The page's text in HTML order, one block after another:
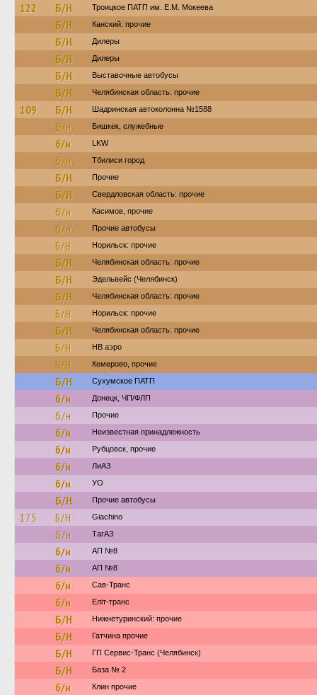
122 Б/Н Троицкое ПАТП им. Е.М. Мокеева
Б/Н Канский: прочие
Б/Н Дилеры
Б/Н Дилеры
Б/Н Выставочные автобусы
Б/Н Челябинская область: прочие
109 Б/Н Шадринская автоколонна №1588
б/н Бишкек, служебные
б/н LKW
б/н Тбилиси город
Б/Н Прочие
Б/Н Свердловская область: прочие
б/н Касимов, прочие
б/н Прочие автобусы
Б/Н Норильск: прочие
Б/Н Челябинская область: прочие
Б/Н Эдельвейс (Челябинск)
Б/Н Челябинская область: прочие
Б/Н Норильск: прочие
Б/Н Челябинская область: прочие
Б/Н НВ аэро
Б/Н Кемерово, прочие
Б/Н Сухумское ПАТП
б/н Донецк, ЧП/ФЛП
б/н Прочие
б/н Неизвестная принадлежность
б/н Рубцовск, прочие
б/н ЛиАЗ
б/н УО
Б/Н Прочие автобусы
175 Б/Н Giachino
б/н ТагАЗ
б/н АП №8
б/н АП №8
б/н Сав-Транс
б/н Еліт-транс
Б/Н Нижнетуринский: прочие
Б/Н Гатчина прочие
Б/Н ГП Сервис-Транс (Челябинск)
Б/Н База № 2
б/н Клин прочие